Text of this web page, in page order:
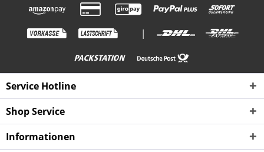
|
Service Hotline
Shop Service
Informationen